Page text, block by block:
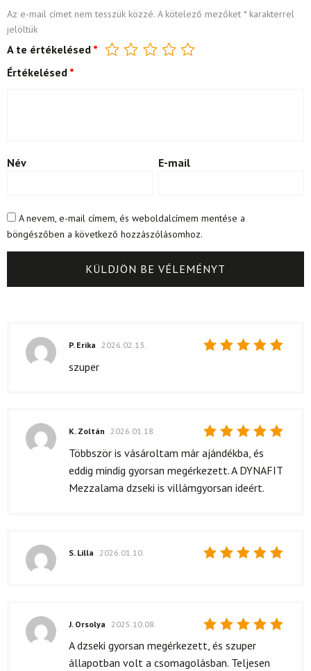
Az e-mail címet nem tesszük közzé. A kötelező mezőket *karakterrel
jelöltük
A te értékelésed *
Értékelésed *
Név E-mail
A nevem, e-mail címem, és weboldalcímem mentése a
böngészőben a következő hozzászólásomhoz.
P. Erika 2026.02.13.
szuper
Értékelés:
5
K. Zoltán 2026.01.18.
Többször is vásároltam már ajándékba, és
eddig mindig gyorsan megérkezett. A DYNAFIT
Mezzalama dzseki is villámgyorsan ideért.
S. Lilla 2026.01.10.
Értékelés:
5
/ 5
J. Orsolya 2025.10.08.
A dzseki gyorsan megérkezett, és szuper
állapotban volt a csomagolásban. Teljesen